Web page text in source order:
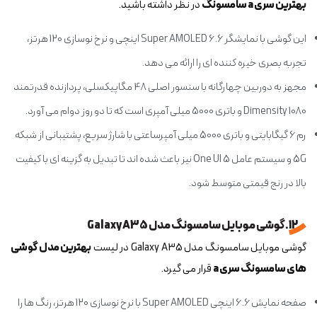
بهترین سری a سامسونگ
در نظر داشته باشید.
این گوشی با نمایشگر Super AMOLED 6.6 اینچی و نرخ نوسازی 120 هرتز،
تجربه بصری خیره کننده ای را ارائه می دهد.
مجهز به دوربین چهارگانه با سنسور اصلی 48 مگاپیکسلی، پردازنده قدرتمند
Dimensity 1080 و باتری 5000 میلی آمپری است که تا دو روز دوام می آورد.
رم 6 گیگابایتی و باتری 5000 میلی آمپرساعتی با شارژ سریع، پشتیبانی از شبکه
5G و سیستم عامل One UI 5 نیز باعث شده اند تا تبدیل به گزینه ای با کیفیت
بالا در رنج قیمتی متوسط شود.
12. گوشی موبایل سامسونگ مدل Galaxy A35
گوشی موبایل سامسونگ مدل Galaxy A35 در لیست
بهترین مدل گوشی
های سامسونگ سری a قرار می گیرد.
صفحه نمایش 6.6 اینچی Super AMOLED با نرخ نوسازی 120 هرتز، رنگ ها را